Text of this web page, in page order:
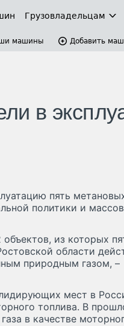
Грузовладельцам
машины Добавить
в
пять
политики и
из которых
области
природным газом, –
мест в
топлива. В
в качестве